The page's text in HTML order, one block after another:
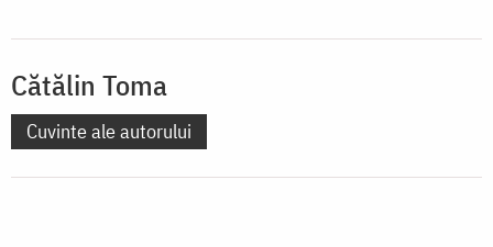
Cătălin Toma
Cuvinte ale autorului